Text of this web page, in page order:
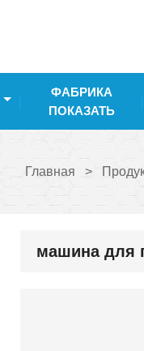
ФАБРИКА
ПОКАЗАТЬ
Главная >
машина для